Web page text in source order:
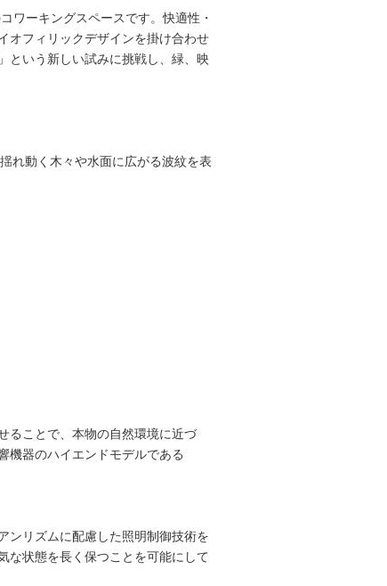
ワーキングスペースです。快適性・
オフィリックデザインを掛け合わせ
という新しい試みに挑戦し、緑、映
れ動く木々や水面に広がる波紋を表
ることで、本物の自然環境に近づ
機器のハイエンドモデルである
ンリズムに配慮した照明制御技術を
な状態を長く保つことを可能にして